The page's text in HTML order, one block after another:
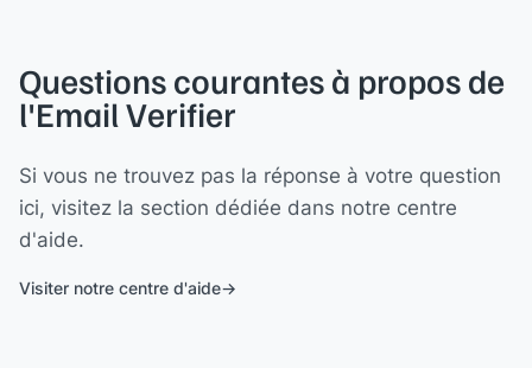
Questions courantes à propos de
l'Email Verifier
Si vous ne trouvez pas la réponse à votre question
ici, visitez la section dédiée dans notre centre
d'aide.
Visiter notre centre d'aide